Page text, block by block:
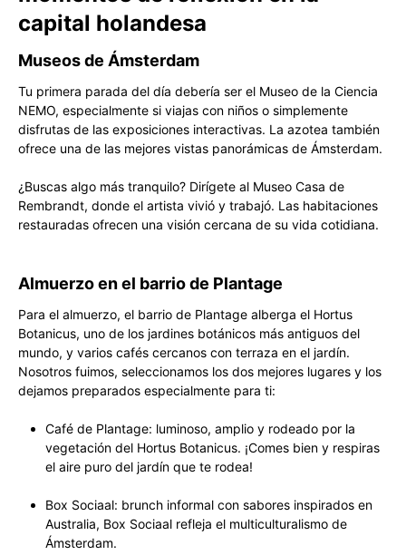
capital holandesa
Museos de Ámsterdam
Tu primera parada del día debería ser el Museo de la Ciencia
NEMO, especialmente si viajas con niños o simplemente
disfrutas de las exposiciones interactivas. La azotea también
ofrece una de las mejores vistas panorámicas de Ámsterdam.
¿Buscas algo más tranquilo? Dirígete al Museo Casa de
Rembrandt, donde el artista vivió y trabajó. Las habitaciones
restauradas ofrecen una visión cercana de su vida cotidiana.
Almuerzo en el barrio de Plantage
Para el almuerzo, el barrio de Plantage alberga el Hortus
Botanicus, uno de los jardines botánicos más antiguos del
mundo, y varios cafés cercanos con terraza en el jardín.
Nosotros fuimos, seleccionamos los dos mejores lugares y los
dejamos preparados especialmente para ti:
Café de Plantage: luminoso, amplio y rodeado por la
vegetación del Hortus Botanicus. ¡Comes bien y respiras
el aire puro del jardín que te rodea!
Box Sociaal: brunch informal con sabores inspirados en
Australia, Box Sociaal refleja el multiculturalismo de
Ámsterdam.